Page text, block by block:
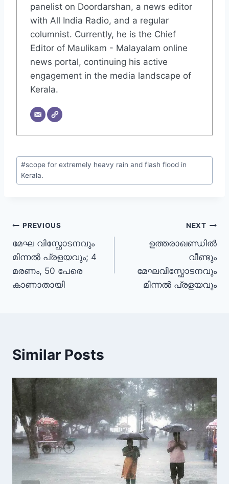
panelist on Doordarshan, a news editor
with All India Radio, and a regular
columnist. Currently, he is the Chief
Editor of Maulikam - Malayalam online
news portal, continuing his active
engagement in the media landscape of
Kerala.
#scope for extremely heavy rain and flash flood in
Kerala.
PREVIOUS
മേഘ വിസ്ഫോടനവും
മിന്നൽ പ്രളയവും; 4
മരണം, 50 പേരെ
കാണാതായി
NEXT
ഉത്തരാഖണ്ഡിൽ
വീണ്ടും
മേഘവിസ്ഫോടനവും
മിന്നൽ പ്രളയവും
Similar Posts